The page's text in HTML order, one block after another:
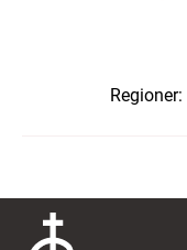
Regioner: